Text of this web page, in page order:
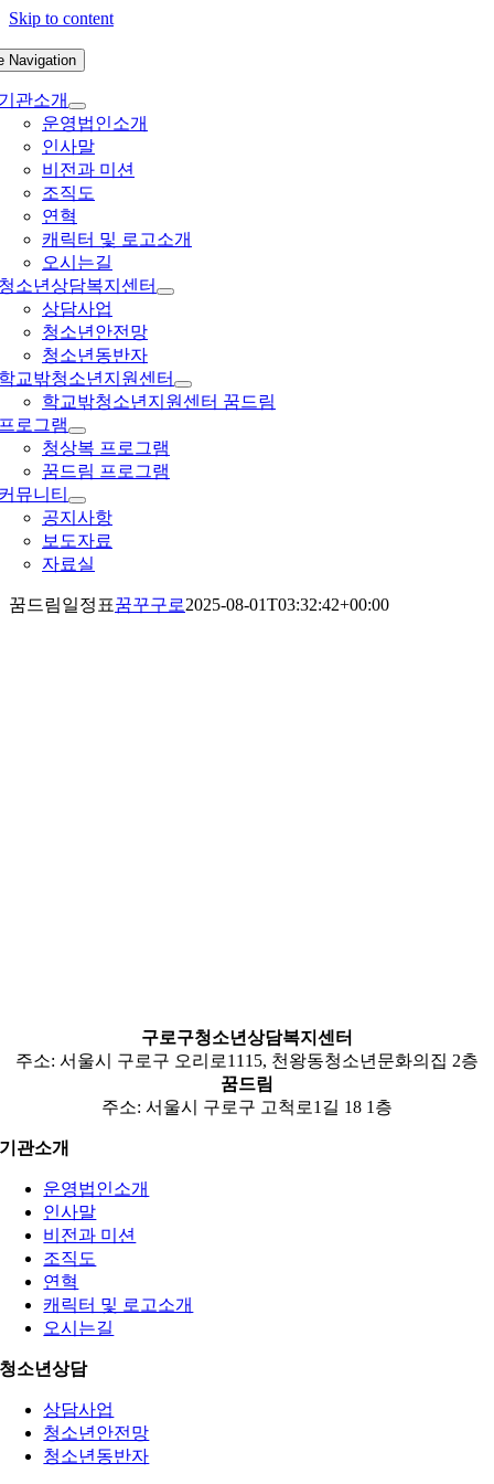
Skip to content
Navigation
관소개
운영법인소개
인사말
비전과 미션
조직도
연혁
캐릭터 및 로고소개
오시는길
소년상담복지센터
상담사업
청소년안전망
청소년동반자
교밖청소년지원센터
학교밖청소년지원센터 꿈드림
로그램
청상복 프로그램
꿈드림 프로그램
뮤니티
공지사항
보도자료
자료실
꿈드림일정표꿈꾸구로2025-08-01T03:32:42+00:00
구로구청소년상담복지센터
주소: 서울시 구로구 오리로1115, 천왕동청소년문화의집 2층
꿈드림
주소: 서울시 구로구 고척로1길 18 1층
기관소개
운영법인소개
인사말
비전과 미션
조직도
연혁
캐릭터 및 로고소개
오시는길
청소년상담
상담사업
청소년안전망
청소년동반자